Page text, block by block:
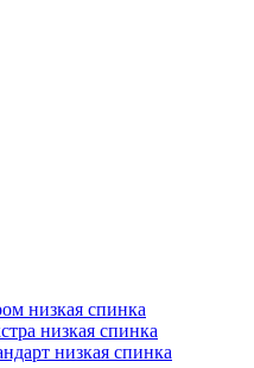
низкая спинка
низкая спинка
низкая спинка